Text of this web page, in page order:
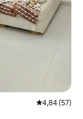
Note
4,84 (57)